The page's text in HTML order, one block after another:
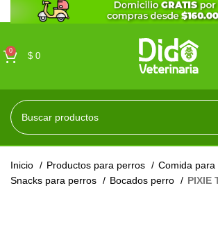
0
$ 0
Inicio Productos para perros
Comida para
Snacks para perros
Bocados perro PIXIE